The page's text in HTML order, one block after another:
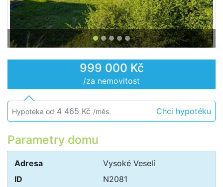
999 000 Kč
/za nemovitost
Hypotéka od 4 465 Kč /měs. Chci hypotéku
Parametry domu
Adresa
Vysoké Veselí
ID
N2081